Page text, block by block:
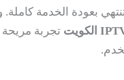
بعودة الخدمة كاملة.
تجربة مريحة